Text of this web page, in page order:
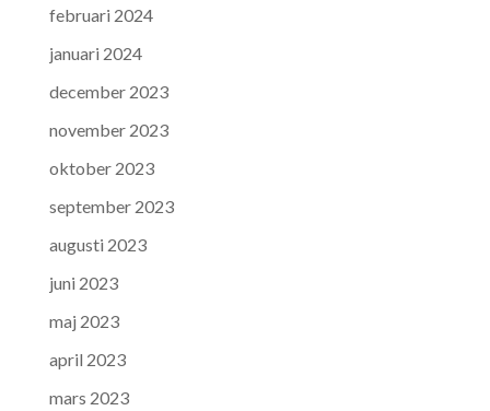
februari 2024
januari 2024
december 2023
november 2023
oktober 2023
september 2023
augusti 2023
juni 2023
maj 2023
april 2023
mars 2023